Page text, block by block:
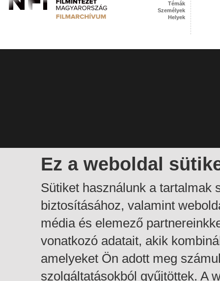
Ez a weboldal
Sütiket használunk a tartalmak
biztosításához, valamint
média és elemező
vonatkozó adatait, akik
amelyeket Ön adott meg
szolgáltatásokból gyűjtöttek. A
Témák
Személyek
Helyek